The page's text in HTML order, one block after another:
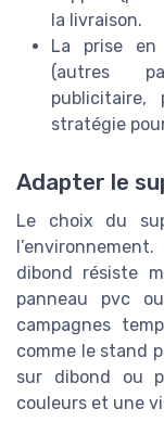
la livraison.
La prise en
(autres
publicitaire,
stratégie
Adapter le
Le choix du
dibond résiste
panneau pvc
campagnes
comme le stand
sur dibond ou
couleurs et une